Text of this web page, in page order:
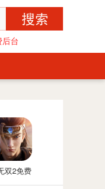
台
双2免费